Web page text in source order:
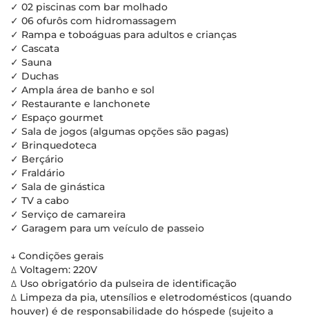
✓ 02 piscinas com bar molhado
✓ 06 ofurôs com hidromassagem
✓ Rampa e toboáguas para adultos e crianças
✓ Cascata
✓ Sauna
✓ Duchas
✓ Ampla área de banho e sol
✓ Restaurante e lanchonete
✓ Espaço gourmet
✓ Sala de jogos (algumas opções são pagas)
✓ Brinquedoteca
✓ Berçário
✓ Fraldário
✓ Sala de ginástica
✓ TV a cabo
✓ Serviço de camareira
✓ Garagem para um veículo de passeio
↓ Condições gerais
ꕔ Voltagem: 220V
ꕔ Uso obrigatório da pulseira de identificação
ꕔ Limpeza da pia, utensílios e eletrodomésticos (quando
houver) é de responsabilidade do hóspede (sujeito a